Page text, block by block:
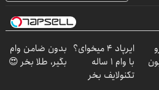
ایرپاد 4 میخوای؟
با وام 1 ساله
تکنولایف بخر
بدون ضامن وام
بگیر، طلا بخر 😍